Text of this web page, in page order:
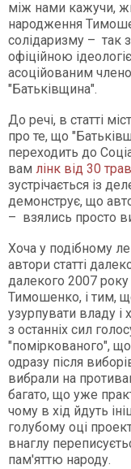
між нами кажучи,
народження
солідаризму – так
офіційною
асоційованим
"Батьківщина".
До речі, в статті
про те, що
переходить до
вам лінк від 30
зустрічається із
демонструє, що
– взялись просто
Хоча у подібному
автори статті
далекого 2007
Тимошенко, і тим,
узурпувати владу і
з останніх сил
"поміркованого",
одразу після
вибрали на
багато, що уже
чому в хід йдуть
голубому оці
внаглу
пам'яттю народу.